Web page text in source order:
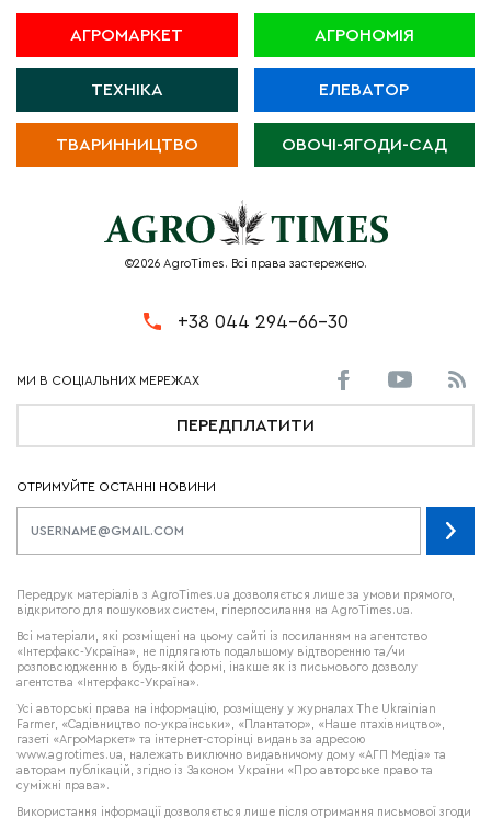
АГРОМАРКЕТ АГРОНОМІЯ
ТЕХНІКА ЕЛЕВАТОР
ТВАРИННИЦТВО ОВОЧІ-ЯГОДИ-САД
©2026 AgroTimes. Всі права застережено.
+38 044 294-66-30
ПЕРЕДПЛАТИТИ
ОТРИМУЙТЕ ОСТАННІ НОВИНИ
Передрук матеріалів з AgroTimes.ua дозволяється лише за умови прямого,
відкритого для пошукових систем, гіперпосилання на AgroTimes.ua.
Всі матеріали, які розміщені на цьому сайті із посиланням на агентство
«Інтерфакс-Україна», не підлягають подальшому відтворенню та/чи
розповсюдженню в будь-якій формі, інакше як із письмового дозволу
агентства «Інтерфакс-Україна».
Усі авторські права на інформацію, розміщену у журналах The Ukrainian
Farmer , «Садівництво по-українськи», «Плантатор», «Наше птахівництво»,
газеті «АгроМаркет» та інтернет-сторінці видань за адресою
www.agrotimes.ua,
належать виключно видавничому дому «АГП Медіа» та
авторам публікацій, згідно із Законом України «Про авторське право та
суміжні права».
Використання інформації дозволяється лише після отримання письмової згоди